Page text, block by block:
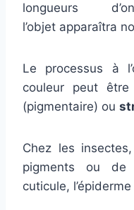
longueurs
l’objet apparaîtra
Le processus à
couleur peut
(pigmentaire) ou
Chez les
pigments ou de
cuticule,